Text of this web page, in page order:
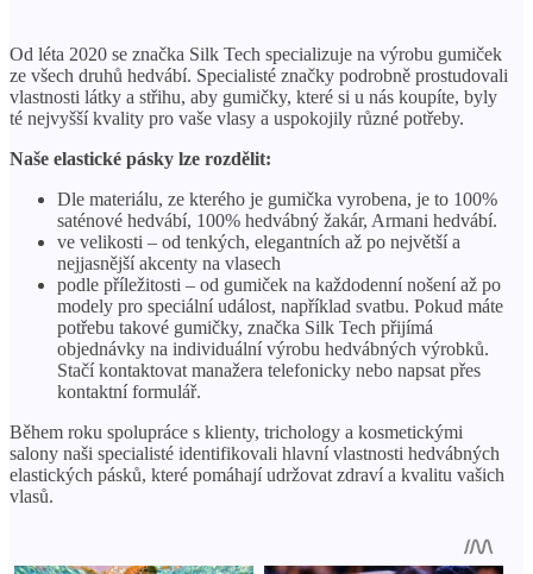
Od léta 2020 se značka Silk Tech specializuje na výrobu gumiček
ze všech druhů hedvábí. Specialisté značky podrobně prostudovali
vlastnosti látky a střihu, aby gumičky, které si u nás koupíte, byly
té nejvyšší kvality pro vaše vlasy a uspokojily různé potřeby.
Naše elastické pásky lze rozdělit:
Dle materiálu, ze kterého je gumička vyrobena, je to 100%
saténové hedvábí, 100% hedvábný žakár, Armani hedvábí.
ve velikosti – od tenkých, elegantních až po největší a
nejjasnější akcenty na vlasech
podle příležitosti – od gumiček na každodenní nošení až po
modely pro speciální událost, například svatbu. Pokud máte
potřebu takové gumičky, značka Silk Tech přijímá
objednávky na individuální výrobu hedvábných výrobků.
Stačí kontaktovat manažera telefonicky nebo napsat přes
kontaktní formulář.
Během roku spolupráce s klienty, trichology a kosmetickými
salony naši specialisté identifikovali hlavní vlastnosti hedvábných
elastických pásků, které pomáhají udržovat zdraví a kvalitu vašich
vlasů.